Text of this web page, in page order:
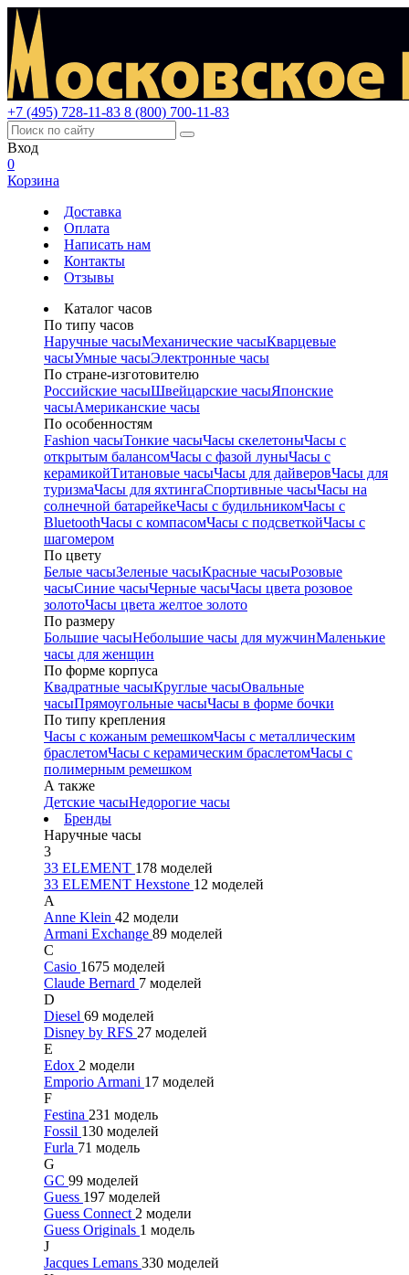
+7 (495) 728-11-83 8 (800) 700-11-83
Вход
0
Корзина
Доставка
Оплата
Написать нам
Контакты
Отзывы
Каталог часов
По типу часов
Наручные часыМеханические часыКварцевые
часыУмные часыЭлектронные часы
По стране-изготовителю
Российские часыШвейцарские часыЯпонские
часыАмериканские часы
По особенностям
Fashion часыТонкие часыЧасы скелетоныЧасы с
открытым балансомЧасы с фазой луныЧасы с
керамикойТитановые часыЧасы для дайверовЧасы для
туризмаЧасы для яхтингаСпортивные часыЧасы на
солнечной батарейкеЧасы с будильникомЧасы с
BluetoothЧасы с компасомЧасы с подсветкойЧасы с
шагомером
По цвету
Белые часыЗеленые часыКрасные часыРозовые
часыСиние часыЧерные часыЧасы цвета розовое
золотоЧасы цвета желтое золото
По размеру
Большие часыНебольшие часы для мужчинМаленькие
часы для женщин
По форме корпуса
Квадратные часыКруглые часыОвальные
часыПрямоугольные часыЧасы в форме бочки
По типу крепления
Часы с кожаным ремешкомЧасы с металлическим
браслетомЧасы с керамическим браслетомЧасы с
полимерным ремешком
А также
Детские часыНедорогие часы
Бренды
Наручные часы
3
33 ELEMENT 178 моделей
33 ELEMENT Hexstone 12 моделей
A
Anne Klein 42 модели
Armani Exchange 89 моделей
C
Casio 1675 моделей
Claude Bernard 7 моделей
D
Diesel 69 моделей
Disney by RFS 27 моделей
E
Edox 2 модели
Emporio Armani 17 моделей
F
Festina 231 модель
Fossil 130 моделей
Furla 71 модель
G
GC 99 моделей
Guess 197 моделей
Guess Connect 2 модели
Guess Originals 1 модель
J
Jacques Lemans 330 моделей